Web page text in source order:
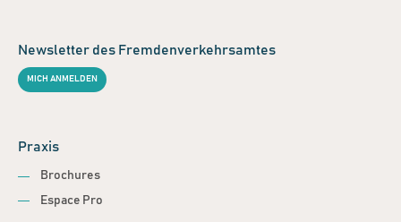
Newsletter des Fremdenverkehrsamtes
MICH ANMELDEN
Praxis
Brochures
Espace Pro